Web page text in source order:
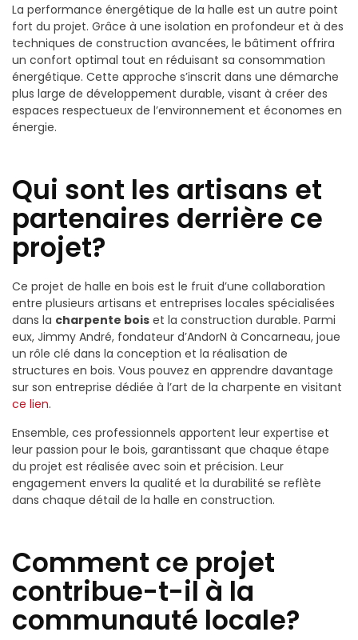
La performance énergétique de la halle est un autre point
fort du projet. Grâce à une isolation en profondeur et à des
techniques de construction avancées, le bâtiment offrira
un confort optimal tout en réduisant sa consommation
énergétique. Cette approche s’inscrit dans une démarche
plus large de développement durable, visant à créer des
espaces respectueux de l’environnement et économes en
énergie.
Qui sont les artisans et
partenaires derrière ce
projet?
Ce projet de halle en bois est le fruit d’une collaboration
entre plusieurs artisans et entreprises locales spécialisées
dans la charpente bois et la construction durable. Parmi
eux, Jimmy André, fondateur d’AndorN à Concarneau, joue
un rôle clé dans la conception et la réalisation de
structures en bois. Vous pouvez en apprendre davantage
sur son entreprise dédiée à l’art de la charpente en visitant
ce lien.
Ensemble, ces professionnels apportent leur expertise et
leur passion pour le bois, garantissant que chaque étape
du projet est réalisée avec soin et précision. Leur
engagement envers la qualité et la durabilité se reflète
dans chaque détail de la halle en construction.
Comment ce projet
contribue-t-il à la
communauté locale?